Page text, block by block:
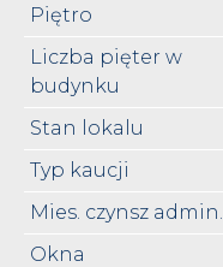
Piętro
Liczba pięter w
budynku
Stan lokalu
Typ kaucji
Mies. czynsz admin.
Okna